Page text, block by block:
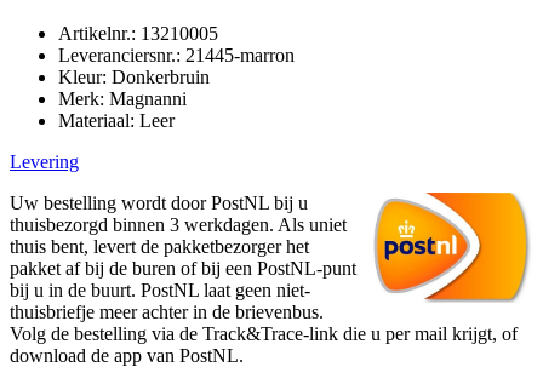
Artikelnr.: 13210005
Leveranciersnr.: 21445-marron
Kleur: Donkerbruin
Merk: Magnanni
Materiaal: Leer
Levering
Uw bestelling wordt door PostNL bij u
thuisbezorgd binnen 3 werkdagen. Als uniet
thuis bent, levert de pakketbezorger het
pakket af bij de buren of bij een PostNL-punt
bij u in de buurt. PostNL laat geen niet-
thuisbriefje meer achter in de brievenbus.
Volg de bestelling via de Track&Trace-link die u per mail krijgt, of
download de app van PostNL.